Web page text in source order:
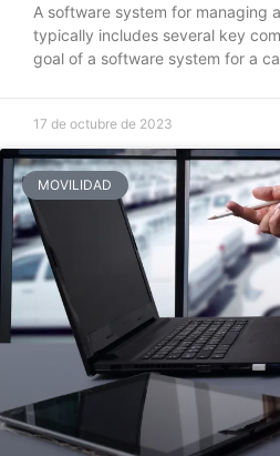
A software system for managing
typically includes several key
goal of a software system for a
17 de octubre de 2023
MOVILIDAD